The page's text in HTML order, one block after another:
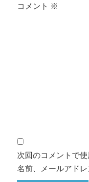
コメント ※
次回のコメントで
名前、メールアドレ